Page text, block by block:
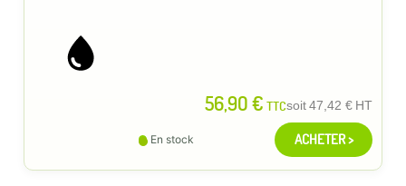
56,90 € TTCsoit47,42 € HT
En stock ACHETER >